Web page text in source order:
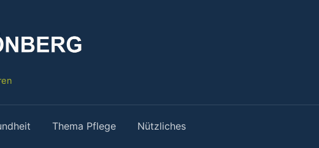
Thema Pflege Nützliches